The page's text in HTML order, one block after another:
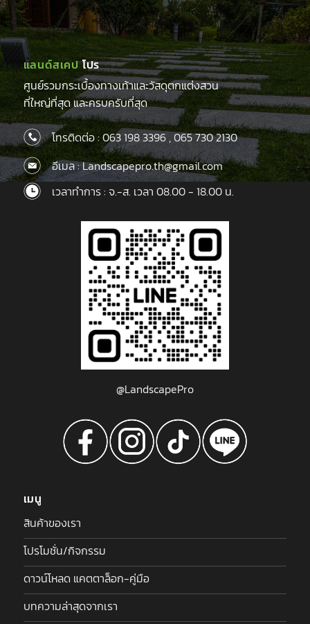
แลนด์สเคปโปร
ศูนย์รวมกระเบื้องทางเท้าและวัสดุตกแต่งสวน
ที่ใหญ่ที่สุด และครบครับที่สุด
โทรติดต่อ :063 198 3396,065 730 2130
อีเมล : Landscapepro.th@gmail.com
เวลาทำการ : จ.-ส. เวลา 08.00 - 18.00 น.
@LandscapePro
เมนู
สินค้าของเรา
โปรโมชั่น/กิจกรรม
ดาวน์โหลด แคตตาล็อก-คู่มือ
บทความล่าสุดจากเรา